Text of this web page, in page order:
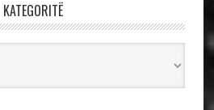
KATEGORITË